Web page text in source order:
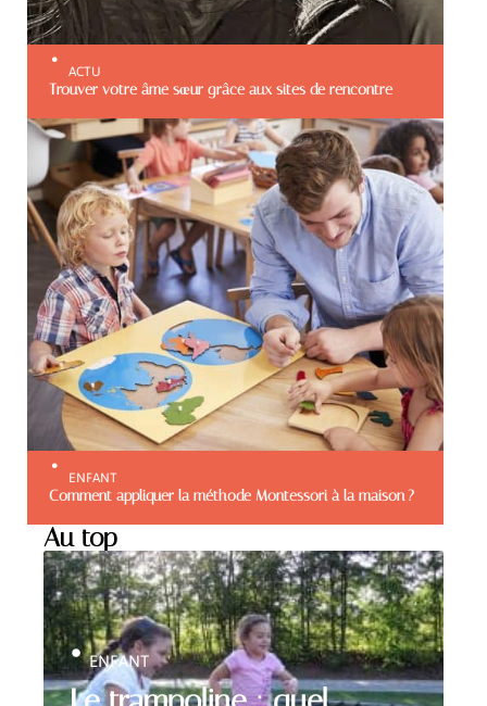
ACTU
Trouver votre âme sœur grâce aux sites de rencontre
ENFANT
Comment appliquer la méthode Montessori à la maison ?
Au top
ENFANT